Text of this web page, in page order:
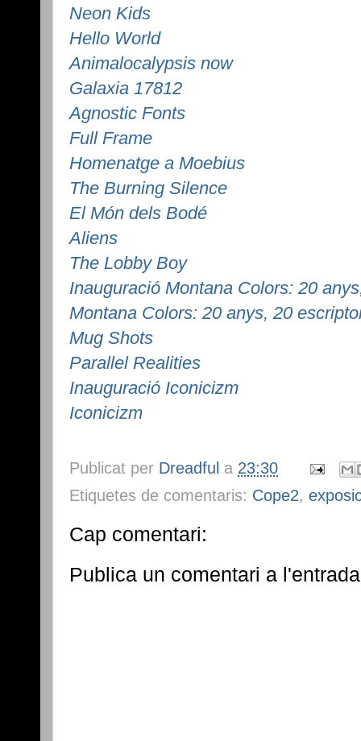
Neon Kids
Hello World
Animalocalypsis now
Galaxia 17812
Agnostic Fonts
Full Frame
Homenatge a Moebius
The Burning Silence
El Món dels Bodé
Aliens
The Lobby Boy
Inauguració Montana Colors: 20
Montana Colors: 20 anys, 20
Mug Shots
Parallel Realities
Inauguració Iconicizm
Iconicizm
Publicat per Dreadful a 23:30
Etiquetes de comentaris: Cope2,
Cap comentari:
Publica un comentari a l'entrada